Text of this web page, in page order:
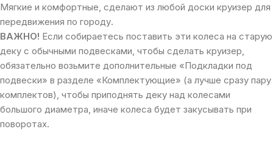
Мягкие и комфортные, сделают из любой доски круизер для
передвижения по городу.
ВАЖНО! Если собираетесь поставить эти колеса на старую
деку с обычными подвесками, чтобы сделать круизер,
обязательно возьмите дополнительные «Подкладки под
подвески» в разделе «Комплектующие» (а лучше сразу пару
комплектов), чтобы приподнять деку над колесами
большого диаметра, иначе колеса будет закусывать при
поворотах.